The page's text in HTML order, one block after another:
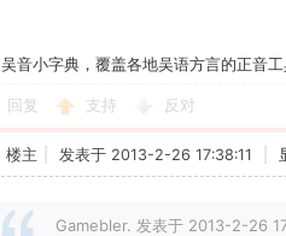
吴音小字典，覆盖各地吴语方言的正音
回复 支持 反对
楼主 发表于 2013-2-26 17:38:11
Gamebler. 发表于 2013-2-26